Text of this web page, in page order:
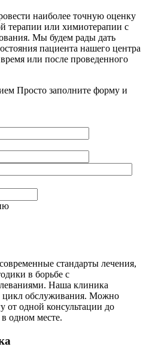
наиболее точную оценку
терапии или химиотерапии с
Мы будем рады дать
пациента нашего центра
или после проведенного
Просто заполните форму и
стандарты лечения,
в борьбе с
Наша клиника
цикл обслуживания. Можно
от одной консультации до
одном месте.